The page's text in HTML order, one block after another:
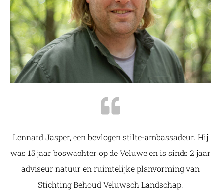
Lennard Jasper, een bevlogen stilte-ambassadeur. Hij
was 15 jaar boswachter op de Veluwe en is sinds 2 jaar
adviseur natuur en ruimtelijke planvorming van
Stichting Behoud Veluwsch Landschap.